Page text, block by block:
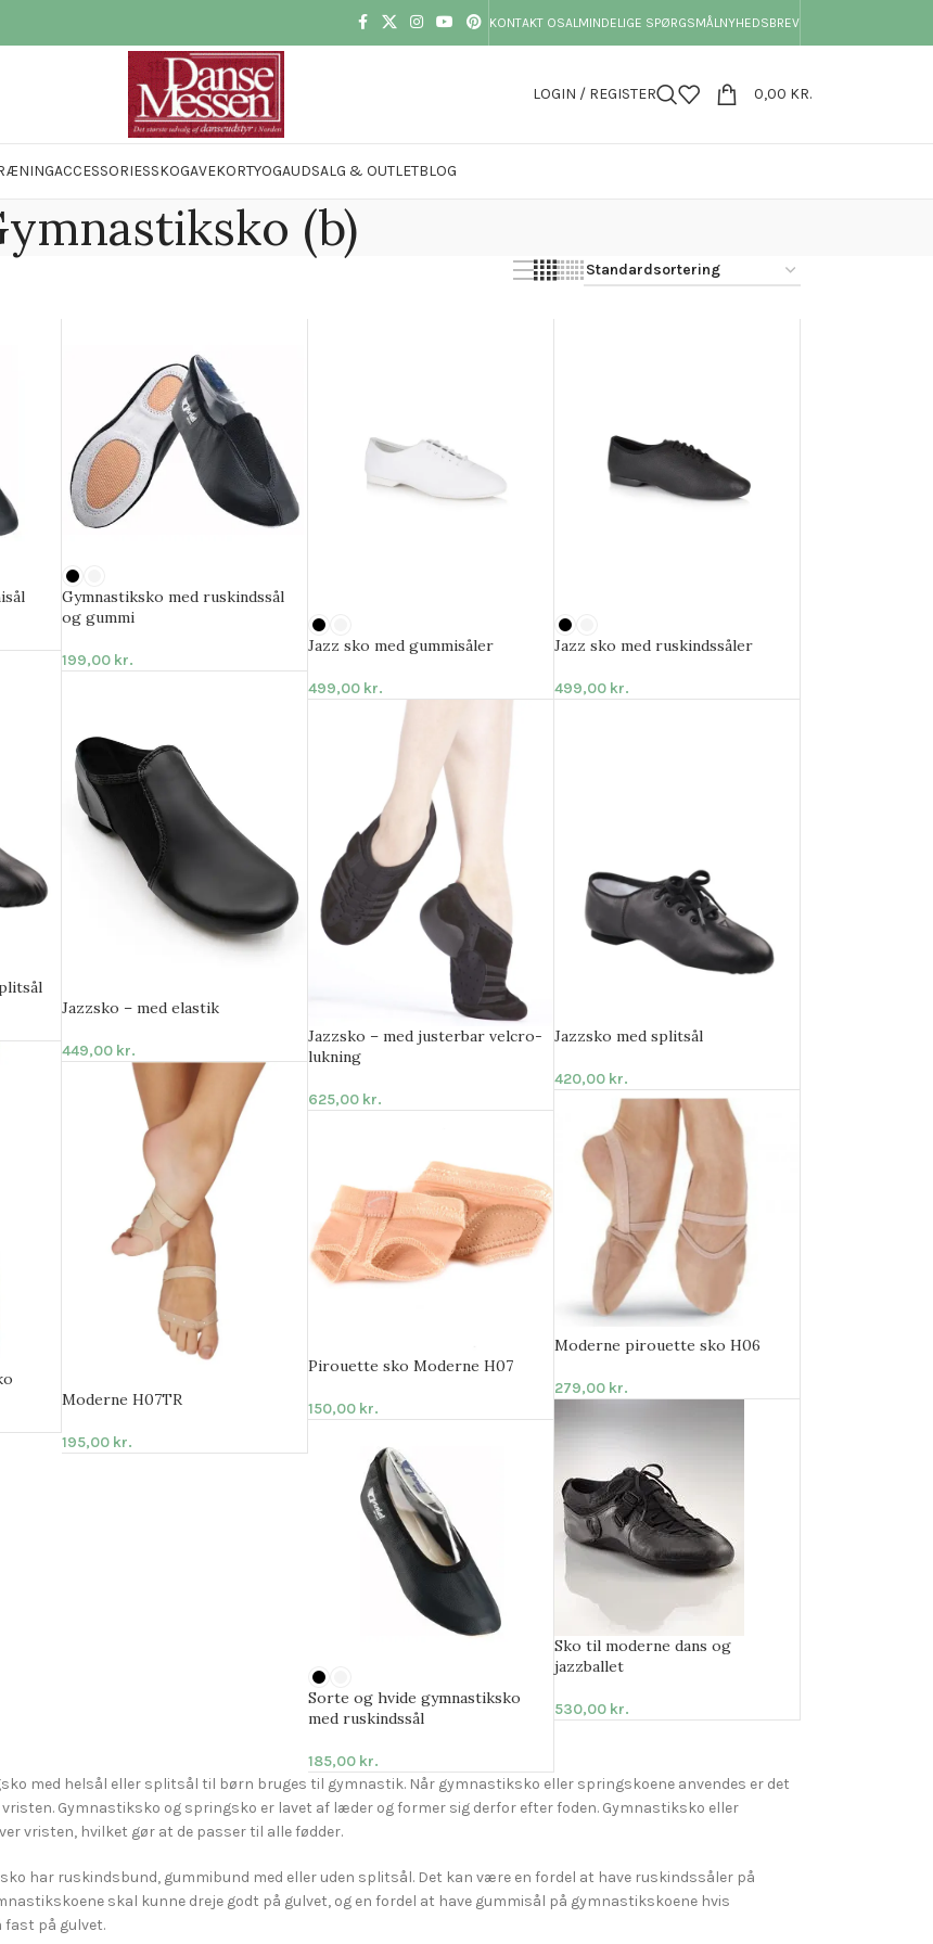
KONTAKT OSALMINDELIGE SPØRGSMÅLNYHEDSBREV
LOGIN / REGISTER 0,00 KR.
ACCESSORIESSKOGAVEKORTYOGAUDSALG & OUTLETBLOG
(b)
Gymnastiksko med ruskindssål
og gummi
199,00 kr.
Jazz sko med gummisåler
499,00 kr.
Jazz sko med ruskindssåler
499,00 kr.
Jazzsko – med elastik
449,00 kr.
Jazzsko – med justerbar velcro-
lukning
625,00 kr.
Jazzsko med splitsål
420,00 kr.
Moderne H07TR
195,00 kr.
Moderne pirouette sko H06
279,00 kr.
Pirouette sko Moderne H07
150,00 kr.
Sko til moderne dans og
jazzballet
530,00 kr.
Sorte og hvide gymnastiksko
med ruskindssål
185,00 kr.
med helsål eller splitsål til børn bruges til gymnastik. Når gymnastiksko eller springskoene anvendes er det
Gymnastiksko og springsko er lavet af læder og former sig derfor efter foden. Gymnastiksko eller
vristen, hvilket gør at de passer til alle fødder.
har ruskindsbund, gummibund med eller uden splitsål. Det kan være en fordel at have ruskindssåler på
skal kunne dreje godt på gulvet, og en fordel at have gummisål på gymnastikskoene hvis
på gulvet.